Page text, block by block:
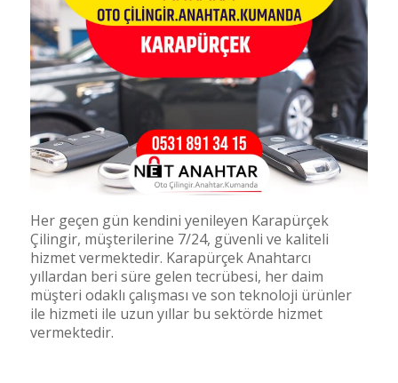
Her geçen gün kendini yenileyen Karapürçek
Çilingir, müşterilerine 7/24, güvenli ve kaliteli
hizmet vermektedir. Karapürçek Anahtarcı
yıllardan beri süre gelen tecrübesi, her daim
müşteri odaklı çalışması ve son teknoloji ürünler
ile hizmeti ile uzun yıllar bu sektörde hizmet
vermektedir.